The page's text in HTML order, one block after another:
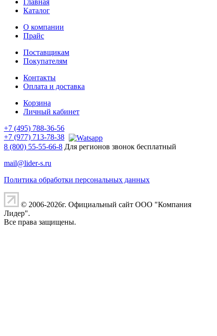
Главная
Каталог
О компании
Прайс
Поставщикам
Покупателям
Контакты
Оплата и доставка
Корзина
Личный кабинет
+7 (495) 788-36-56
+7 (977) 713-78-38
8 (800) 55-55-66-8 Для регионов звонок бесплатный
mail@lider-s.ru
Политика обработки персональных данных
© 2006-2026г. Официальный сайт ООО "Компания
Лидер".
Все права защищены.